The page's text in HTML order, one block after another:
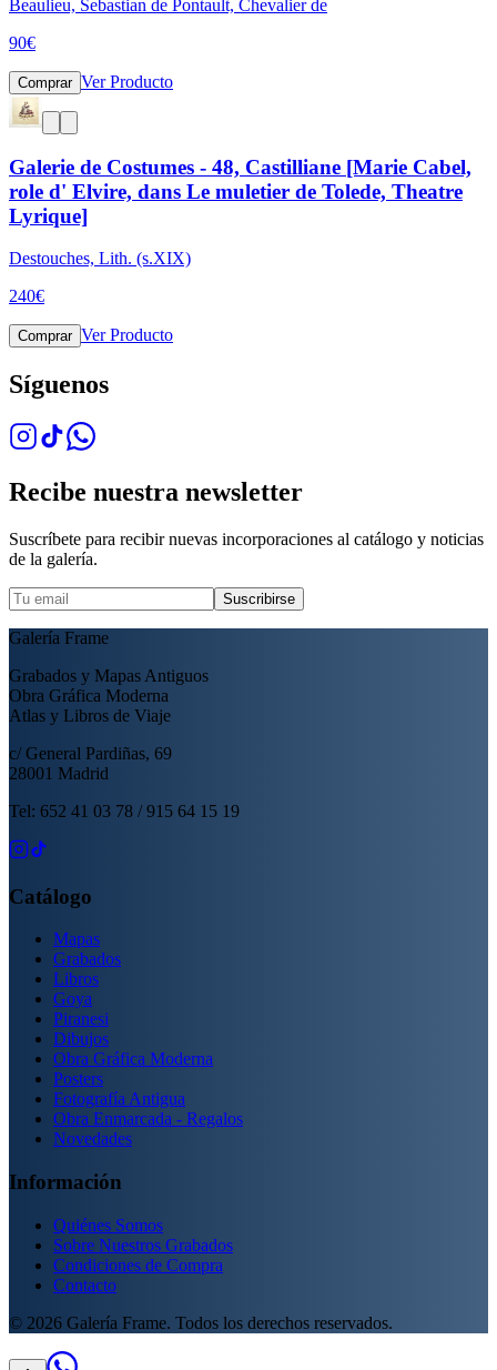
Beaulieu, Sebastian de Pontault, Chevalier de
90€
Comprar Ver Producto
Galerie de Costumes - 48, Castilliane [Marie Cabel,
role d' Elvire, dans Le muletier de Tolede, Theatre
Lyrique]
Destouches, Lith. (s.XIX)
240€
Comprar Ver Producto
Síguenos
Recibe nuestra newsletter
Suscríbete para recibir nuevas incorporaciones al catálogo y noticias
de la galería.
Suscribirse
Galería Frame
Grabados y Mapas Antiguos
Obra Gráfica Moderna
Atlas y Libros de Viaje
c/ General Pardiñas, 69
28001 Madrid
Tel: 652 41 03 78 / 915 64 15 19
Catálogo
Mapas
Grabados
Libros
Goya
Piranesi
Dibujos
Obra Gráfica Moderna
Posters
Fotografía Antigua
Obra Enmarcada - Regalos
Novedades
Información
Quiénes Somos
Sobre Nuestros Grabados
Condiciones de Compra
Contacto
© 2026 Galería Frame. Todos los derechos reservados.